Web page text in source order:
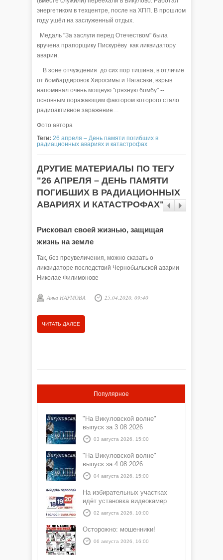
энергетиком в техцентре, после на ХПП. В прошлом
году ушёл на заслуженный отдых.
Медаль "За заслуги перед Отечеством" была
вручена прапорщику Пискурёву как ликвидатору
аварии.
В зоне отчуждения до сих пор тишина, в отличие
от бомбардировок Хиросимы и Нагасаки, взрыв
напоминал очень мощную "грязную бомбу" --
основным поражающим фактором которого стало
радиоактивное заражение…
Фото автора
Теги: 26 апреля – День памяти погибших в
радиационных авариях и катастрофах
ДРУГИЕ МАТЕРИАЛЫ ПО ТЕГУ
"26 АПРЕЛЯ – ДЕНЬ ПАМЯТИ
ПОГИБШИХ В РАДИАЦИОННЫХ
АВАРИЯХ И КАТАСТРОФАХ"
Рисковал своей жизнью, защищая
жизнь на земле
Так, без преувеличения, можно сказать о
ликвидаторе последствий Чернобыльской аварии
Николае Филимонове
Анна НАУМОВА 25.04.2020, 09:40
ЧИТАТЬ ДАЛЕЕ
Популярное
"На Викуловской волне"
выпуск за 3 08 2026
03 августа 2026, 15:00
"На Викуловской волне"
выпуск за 4 08 2026
04 августа 2026, 15:00
На избирательных участках
идёт установка видеокамер
02 августа 2026, 10:00
Осторожно: мошенники!
06 августа 2026, 16:00